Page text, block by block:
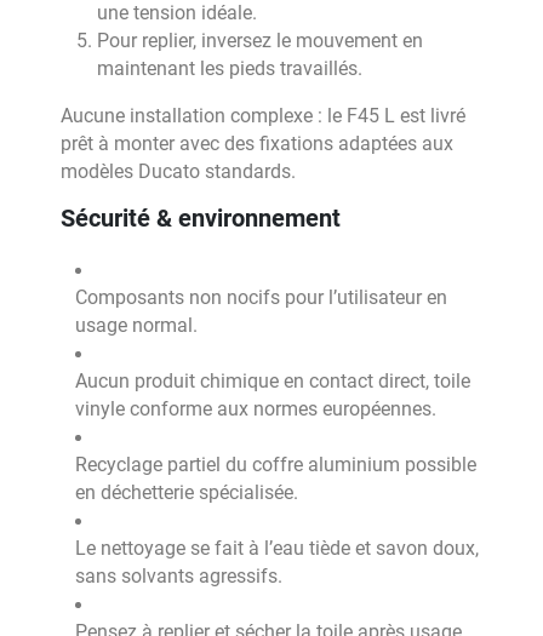
une tension idéale.
Pour replier, inversez le mouvement en
maintenant les pieds travaillés.
Aucune installation complexe : le F45 L est livré
prêt à monter avec des fixations adaptées aux
modèles Ducato standards.
Sécurité & environnement
Composants non nocifs pour l’utilisateur en
usage normal.
Aucun produit chimique en contact direct, toile
vinyle conforme aux normes européennes.
Recyclage partiel du coffre aluminium possible
en déchetterie spécialisée.
Le nettoyage se fait à l’eau tiède et savon doux,
sans solvants agressifs.